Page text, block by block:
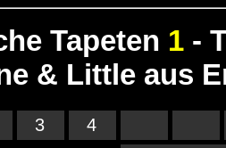
Tapeten 1 -
& Little aus
3
4